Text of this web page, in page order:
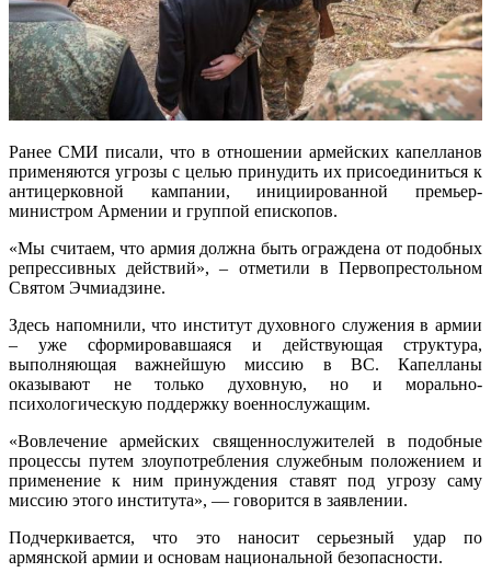
Ранее СМИ писали, что в отношении армейских капелланов
применяются угрозы с целью принудить их присоединиться к
антицерковной кампании, инициированной премьер-
министром Армении и группой епископов.
«Мы считаем, что армия должна быть ограждена от подобных
репрессивных действий», – отметили в Первопрестольном
Святом Эчмиадзине.
Здесь напомнили, что институт духовного служения в армии
– уже сформировавшаяся и действующая структура,
выполняющая важнейшую миссию в ВС. Капелланы
оказывают не только духовную, но и морально-
психологическую поддержку военнослужащим.
«Вовлечение армейских священнослужителей в подобные
процессы путем злоупотребления служебным положением и
применение к ним принуждения ставят под угрозу саму
миссию этого института», — говорится в заявлении.
Подчеркивается, что это наносит серьезный удар по
армянской армии и основам национальной безопасности.